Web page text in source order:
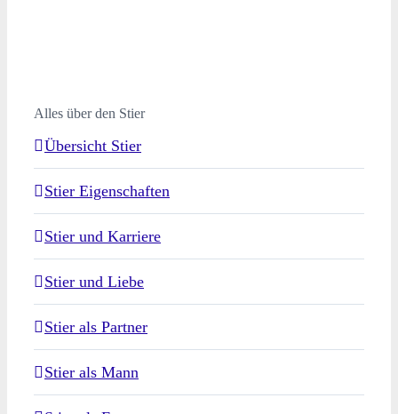
Alles über den Stier
Übersicht Stier
Stier Eigenschaften
Stier und Karriere
Stier und Liebe
Stier als Partner
Stier als Mann